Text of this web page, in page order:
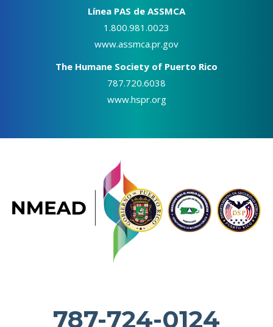
Línea PAS de ASSMCA
1.800.981.0023
www.assmca.pr.gov
The Humane Society of Puerto Rico
787.720.6038
www.hspr.org
787-724-0124